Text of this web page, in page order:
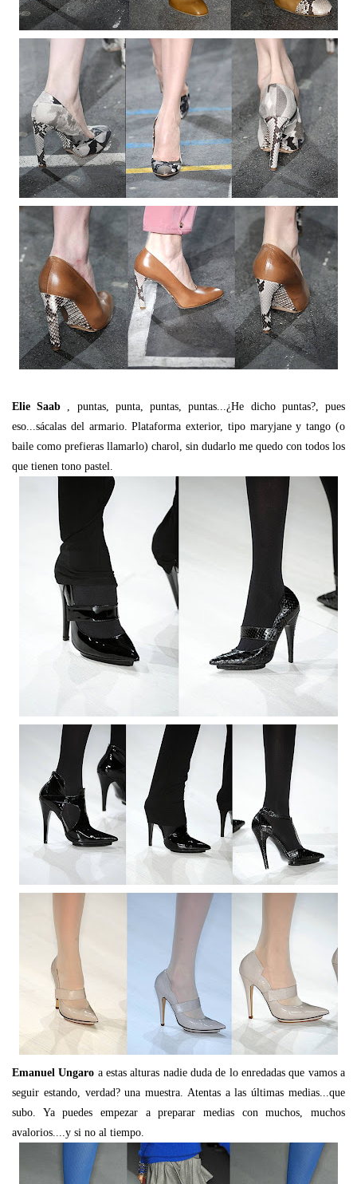
Elie Saab , puntas, punta, puntas, puntas...¿He dicho puntas?, pues
eso...sácalas del armario. Plataforma exterior, tipo maryjane y tango (o
baile como prefieras llamarlo) charol, sin dudarlo me quedo con todos los
que tienen tono pastel.
Emanuel Ungaro a estas alturas nadie duda de lo enredadas que vamos a
seguir estando, verdad? una muestra. Atentas a las últimas medias...que
subo. Ya puedes empezar a preparar medias con muchos, muchos
avalorios....y si no al tiempo.